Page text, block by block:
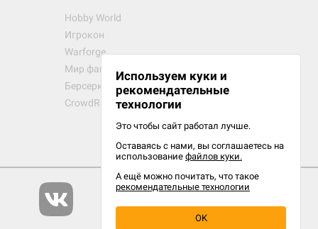
Hobby World
Игрокон
Warforge
Мир фантастики
Берсерк
CrowdRepublic
Используем куки и
рекомендательные
технологии
Это чтобы сайт работал лучше.
Оставаясь с нами, вы соглашаетесь на
использование файлов куки.
А ещё можно почитать, что такое
рекомендательные технологии
OK